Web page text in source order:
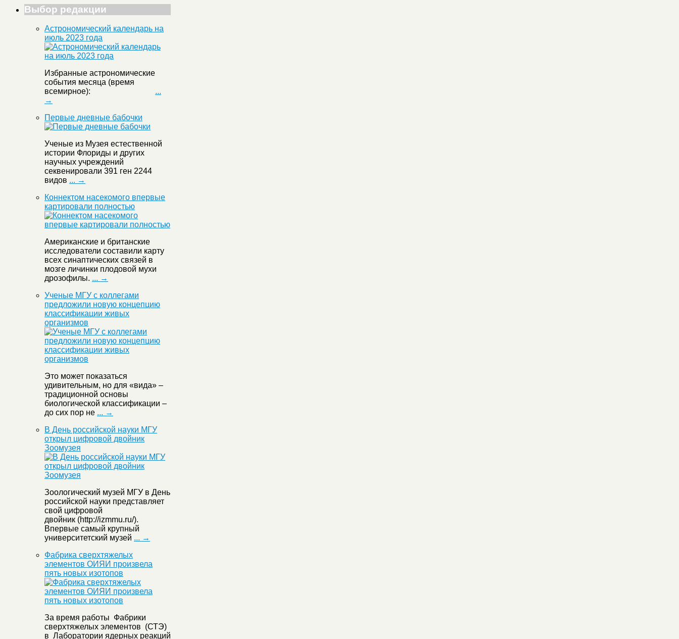
Выбор редакции
Астрономический календарь на
июль 2023 года
Избранные астрономические
события месяца (время
всемирное): ...
→
Первые дневные бабочки
Ученые из Музея естественной
истории Флориды и других
научных учреждений
секвенировали 391 ген 2244
видов ... →
Коннектом насекомого впервые
картировали полностью
Американские и британские
исследователи составили карту
всех синаптических связей в
мозге личинки плодовой мухи
дрозофилы. ... →
Ученые МГУ с коллегами
предложили новую концепцию
классификации живых
организмов
Это может показаться
удивительным, но для «вида» –
традиционной основы
биологической классификации –
до сих пор не ... →
В День российской науки МГУ
открыл цифровой двойник
Зоомузея
Зоологический музей МГУ в День
российской науки представляет
свой цифровой
двойник (http://izmmu.ru/).
Впервые самый крупный
университетский музей ... →
Фабрика сверхтяжелых
элементов ОИЯИ произвела
пять новых изотопов
За время работы Фабрики
сверхтяжелых элементов (СТЭ)
в Лаборатории ядерных реакций